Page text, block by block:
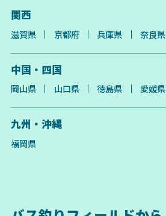
関西
滋賀県 京都府 兵庫県 奈良県
中国・四国
岡山県 山口県 徳島県 愛媛県
九州・沖縄
福岡県